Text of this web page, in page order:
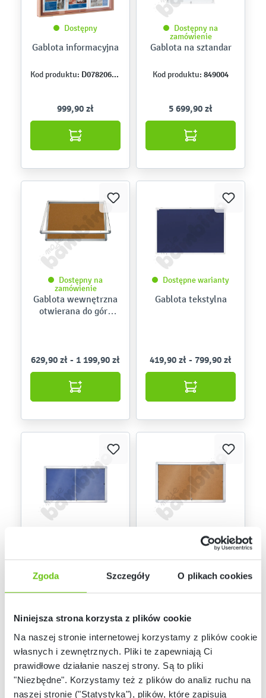
Zgoda Szczegóły O plikach cookies
Niniejsza strona korzysta z plików cookie
Na naszej stronie internetowej korzystamy z plików cookie:
własnych i zewnętrznych. Pliki te zapewniają Ci
prawidłowe działanie naszej strony. Są to pliki
"Niezbędne". Korzystamy też z plików do analiz ruchu na
naszej stronie ("Statystyka"), plików, które zapisują
Dostępny
Gablota informacyjna
Kod produktu: D078206-08
999,90 zł
Dostępny na
zamówienie
Gablota na sztandar
Kod produktu: 849004
5 699,90 zł
Dostępny na
zamówienie
Gablota wewnętrzna
otwierana do góry
629,90 zł - 1 199,90 zł
Dostępne warianty
Gablota tekstylna
419,90 zł - 799,90 zł
tekstylna z
przesuwnymi
zamówienie
Gablota wewnętrzna
korkowa z
przesuwnymi